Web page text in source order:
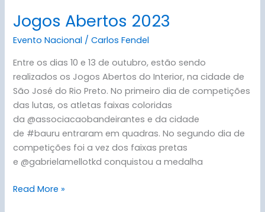
Jogos Abertos 2023
Evento Nacional /Carlos Fendel
Entre os dias 10 e 13 de outubro, estão sendo
realizados os Jogos Abertos do Interior, na cidade de
São José do Rio Preto. No primeiro dia de competições
das lutas, os atletas faixas coloridas
da @associacaobandeirantes e da cidade
de #bauru entraram em quadras. No segundo dia de
competições foi a vez dos faixas pretas
e @gabrielamellotkd conquistou a medalha
Read More »